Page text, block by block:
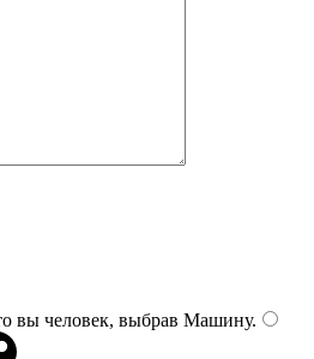
вы человек, выбрав Машину.